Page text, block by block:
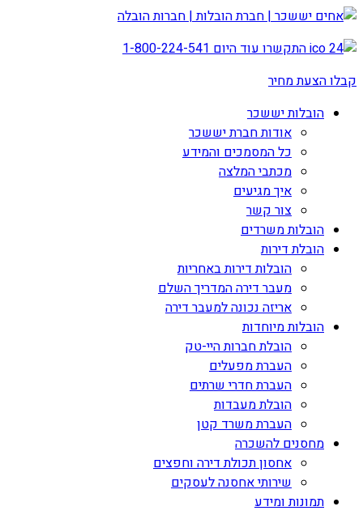
התקשרו עוד היום1-800-224-541
קבלו הצעת מחיר
הובלות יששכר
אודות חברת יששכר
כל המסמכים והמידע
מכתבי המלצה
איך מגיעים
צור קשר
הובלות משרדים
הובלת דירות
הובלות דירות באחריות
מעבר דירה המדריך השלם
אריזה נכונה למעבר דירה
הובלות מיוחדות
הובלת חברות היי-טק
העברת מפעלים
העברת חדרי שרתים
הובלת מעבדות
העברת משרד קטן
מחסנים להשכרה
אחסון תכולת דירה וחפצים
שירותי אחסנה לעסקים
תמונות ומידע